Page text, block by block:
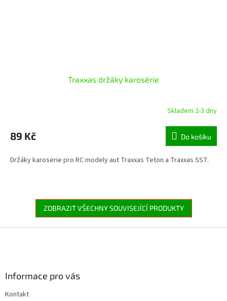
Traxxas držáky karosérie
Skladem 2-3 dny
89 Kč Do košíku
Držáky karoserie pro RC modely aut Traxxas Teton a Traxxas SST.
ZOBRAZIT VŠECHNY SOUVISEJÍCÍ PRODUKTY
Informace pro vás
Kontakt